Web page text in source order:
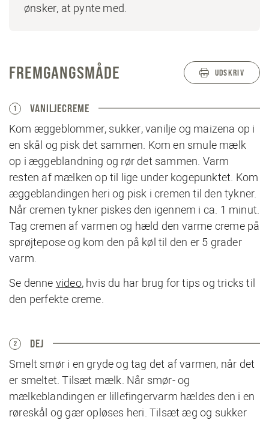
ønsker, at pynte med.
FREMGANGSMÅDE UDSKRIV
1 VANILJECREME
Kom æggeblommer, sukker, vanilje og maizena op i
en skål og pisk det sammen. Kom en smule mælk
op i æggeblandning og rør det sammen. Varm
resten af mælken op til lige under kogepunktet. Kom
æggeblandingen heri og pisk i cremen til den tykner.
Når cremen tykner piskes den igennem i ca. 1 minut.
Tag cremen af varmen og hæld den varme creme på
sprøjtepose og kom den på køl til den er 5 grader
varm.
Se denne video, hvis du har brug for tips og tricks til
den perfekte creme.
2 DEJ
Smelt smør i en gryde og tag det af varmen, når det
er smeltet. Tilsæt mælk. Når smør- og
mælkeblandingen er lillefingervarm hældes den i en
røreskål og gær opløses heri. Tilsæt æg og sukker